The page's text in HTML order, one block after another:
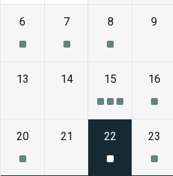
6 7 8 9
13 14 15 16
20 21 22 23